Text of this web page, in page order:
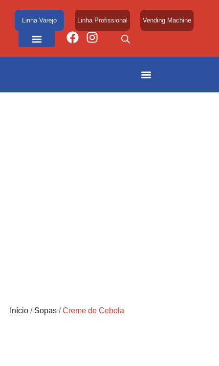
Linha Varejo Linha Profissional Vending Machine
Início / Sopas / Creme de Cebola